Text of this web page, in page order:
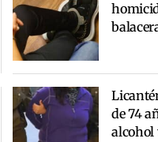
de 74
alcohol